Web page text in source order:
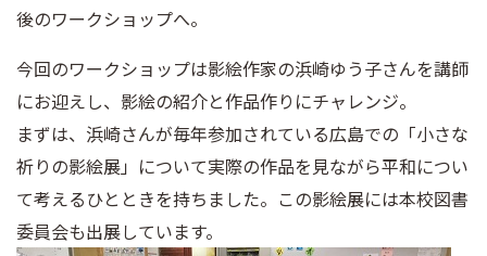
後のワークショップへ。
今回のワークショップは影絵作家の浜崎ゆう子さんを講師
にお迎えし、影絵の紹介と作品作りにチャレンジ。
まずは、浜崎さんが毎年参加されている広島での「小さな
祈りの影絵展」について実際の作品を見ながら平和につい
て考えるひとときを持ちました。この影絵展には本校図書
委員会も出展しています。